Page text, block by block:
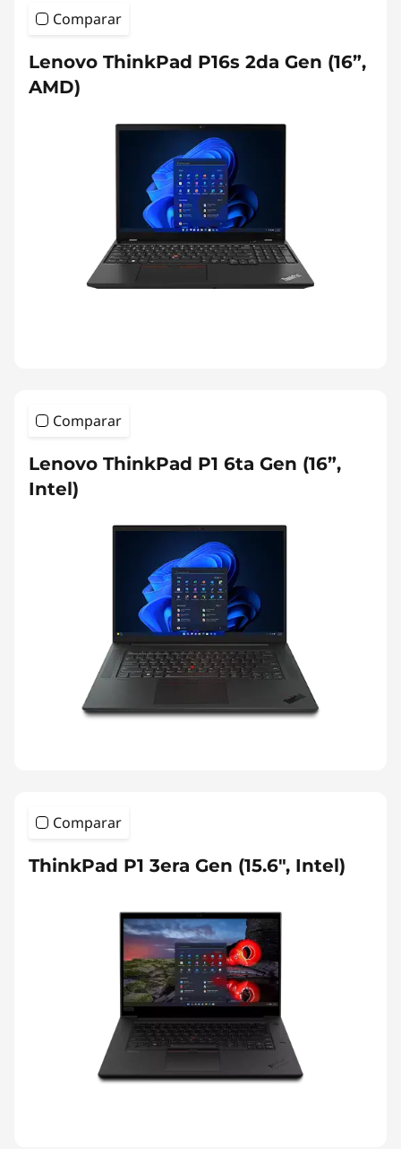
Comparar
Lenovo ThinkPad P16s 2da Gen (16”,
AMD)
Comparar
Lenovo ThinkPad P1 6ta Gen (16”,
Intel)
Comparar
ThinkPad P1 3era Gen (15.6", Intel)